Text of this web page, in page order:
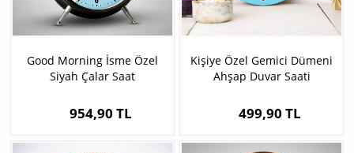
Good Morning İsme Özel
Siyah Çalar Saat
954,90 TL
Kişiye Özel Gemici Dümeni
Ahşap Duvar Saati
499,90 TL